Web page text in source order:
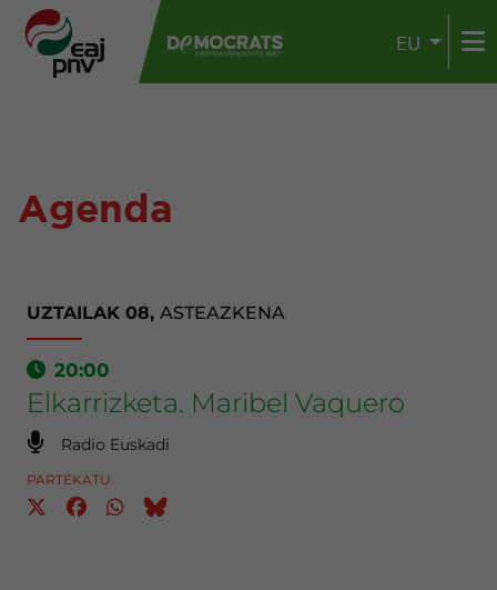
EU
Agenda
UZTAILAK 08, ASTEAZKENA
20:00
Elkarrizketa. Maribel Vaquero
Radio Euskadi
PARTEKATU